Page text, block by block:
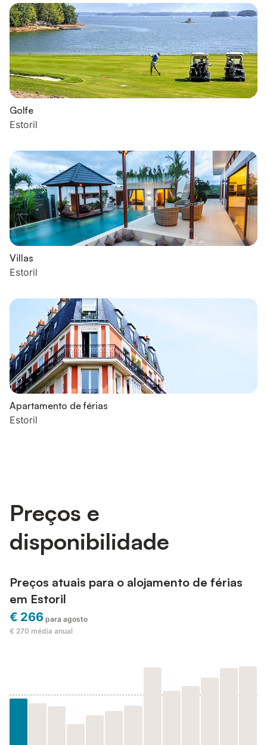
Golfe
Estoril
Villas
Estoril
Apartamento de férias
Estoril
Preços e
disponibilidade
Preços atuais para o alojamento de férias
em Estoril
€ 266 para agosto
€ 270 média anual